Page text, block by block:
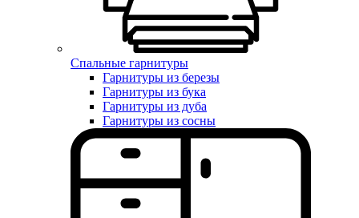
Спальные гарнитуры
Гарнитуры из березы
Гарнитуры из бука
Гарнитуры из дуба
Гарнитуры из сосны